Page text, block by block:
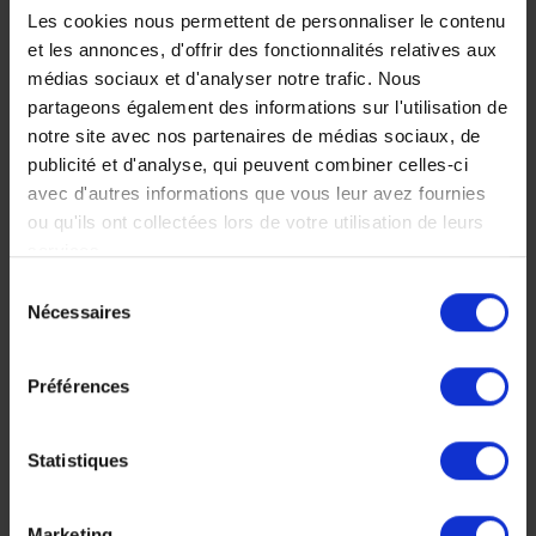
Les cookies nous permettent de personnaliser le contenu
et les annonces, d'offrir des fonctionnalités relatives aux
médias sociaux et d'analyser notre trafic. Nous
partageons également des informations sur l'utilisation de
notre site avec nos partenaires de médias sociaux, de
publicité et d'analyse, qui peuvent combiner celles-ci
avec d'autres informations que vous leur avez fournies
ou qu'ils ont collectées lors de votre utilisation de leurs
Nécessaires
Préférences
Statistiques
Ce séjour balnéaire vous
ravira, tant pour son petit
de ses hébergements.
Préparez vite votre valise,
vous ne serez pas déçus !
9 jours, à partir de 3
500 €
Séjour balnéaire
Faites nous part de vos